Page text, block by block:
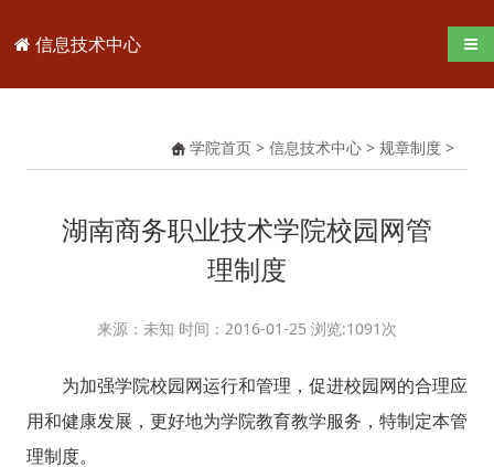
信息技术中心 导
学院首页 > 信息技术中心 > 规章制度 >
湖南商务职业技术学院校园网管
理制度
来源：未知 时间：2016-01-25 浏览:1091 次
为加强学院校园网运行和管理，促进校园网的合理应
用和健康发展，更好地为学院教育教学服务，特制定本管
理制度。